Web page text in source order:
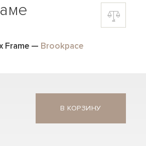
Frame — Brookpace
В КОРЗИНУ